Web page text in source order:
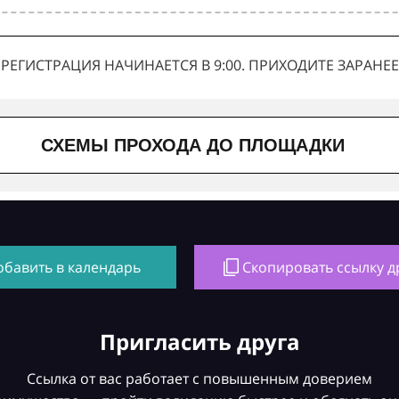
РЕГИСТРАЦИЯ НАЧИНАЕТСЯ В 9:00. ПРИХОДИТЕ ЗАРАНЕЕ
СХЕМЫ ПРОХОДА ДО ПЛОЩАДКИ
в календарь Скопировать ссылку
Пригласить друга
Ссылка от вас работает с повышенным доверием